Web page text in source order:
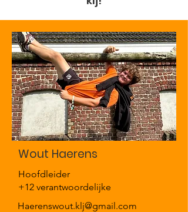
Wout Haerens
Hoofdleider
+12 verantwoordelijke
Haerenswout.klj@gmail.com